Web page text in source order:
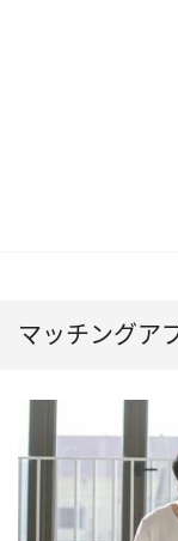
マッチングア